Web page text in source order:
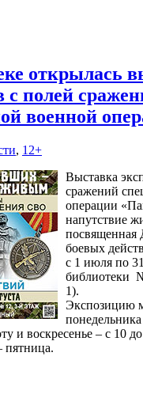
открылась
с полей
военной
, 12+
Выставка
сражений
операции
напутствие
посвященная
боевых
с 1 июля по
библиотеки
1).
Экспозицию
и воскресенье – с 10
пятница.